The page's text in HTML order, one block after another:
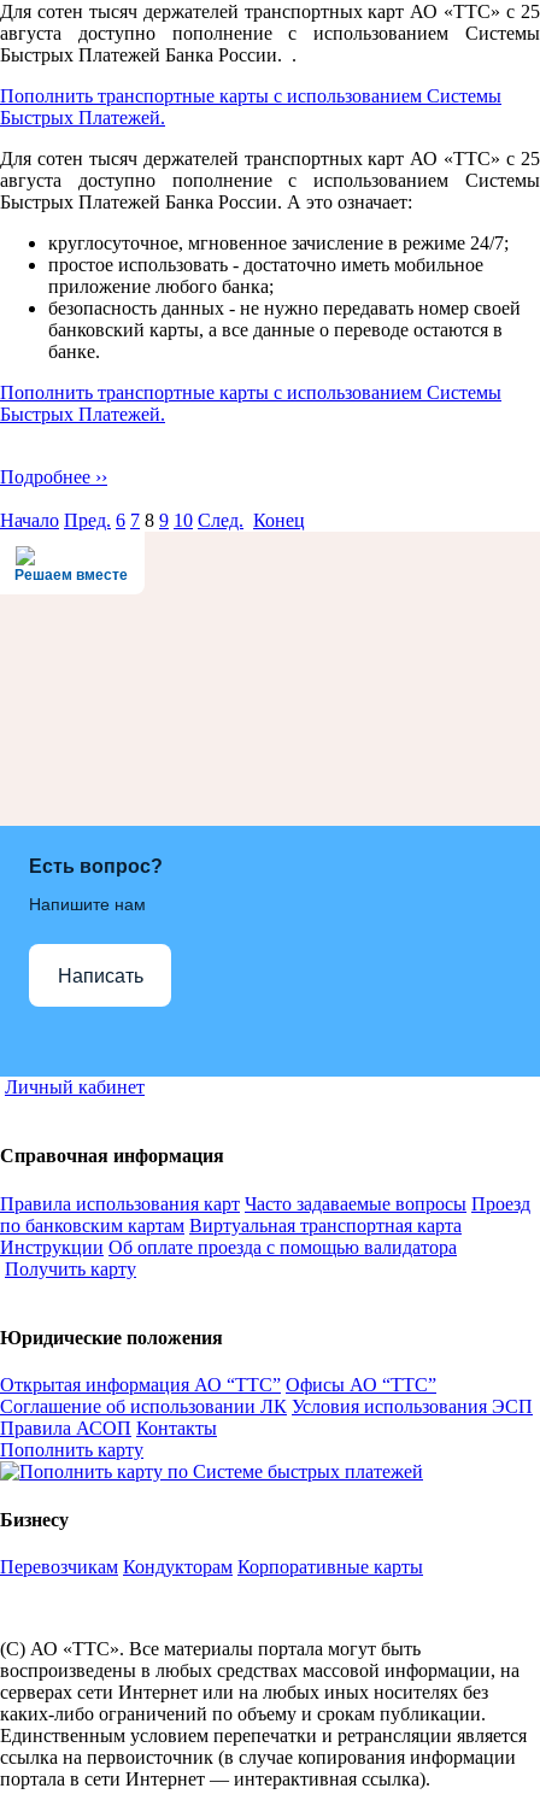
Для сотен тысяч держателей транспортных карт АО «ТТС» с 25
августа доступно пополнение с использованием Системы
Быстрых Платежей Банка России. .
Пополнить транспортные карты с использованием Системы
Быстрых Платежей.
Для сотен тысяч держателей транспортных карт АО «ТТС» с 25
августа доступно пополнение с использованием Системы
Быстрых Платежей Банка России. А это означает:
круглосуточное, мгновенное зачисление в режиме 24/7;
простое использовать - достаточно иметь мобильное
приложение любого банка;
безопасноcть данных - не нужно передавать номер своей
банковский карты, а все данные о переводе остаются в
банке.
Пополнить транспортные карты с использованием Системы
Быстрых Платежей.
Подробнее ››
Начало Пред. 6 7 8 9 10 След. Конец
Решаем вместе
Есть вопрос?
Напишите нам
Написать
Личный кабинет
Справочная информация
Правила использования карт Часто задаваемые вопросы Проезд
по банковским картам Виртуальная транспортная карта
Инструкции Об оплате проезда с помощью валидатора
Получить карту
Юридические положения
Открытая информация АО “ТТС” Офисы АО “ТТС”
Соглашение об использовании ЛК Условия использования ЭСП
Правила АСОП Контакты
Пополнить карту
Бизнесу
Перевозчикам Кондукторам Корпоративные карты
(С) АО «ТТС». Все материалы портала могут быть
воспроизведены в любых средствах массовой информации, на
серверах сети Интернет или на любых иных носителях без
каких-либо ограничений по объему и срокам публикации.
Единственным условием перепечатки и ретрансляции является
ссылка на первоисточник (в случае копирования информации
портала в сети Интернет — интерактивная ссылка).